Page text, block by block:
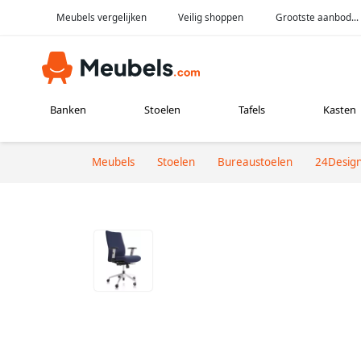
Meubels vergelijken Veilig shoppen Grootste aanbod...
Banken Stoelen Tafels Kasten
Meubels Stoelen Bureaustoelen